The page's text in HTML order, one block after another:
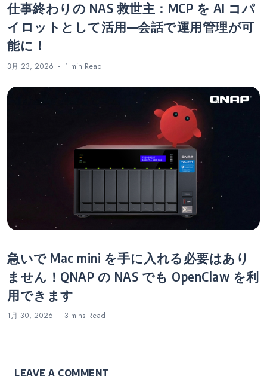
仕事終わりの NAS 救世主：MCP を AI コパ
イロットとして活用—会話で運用管理が可
能に！
3月 23, 2026 1 min Read
急いで Mac mini を手に入れる必要はあり
ません！QNAP の NAS でも OpenClaw を利
用できます
1月 30, 2026 3 mins Read
LEAVE A COMMENT